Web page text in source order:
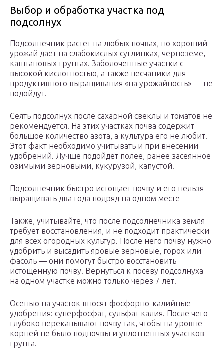
Выбор и обработка участка под
подсолнух
Подсолнечник растет на любых почвах, но хороший
урожай дает на слабокислых суглинках, черноземе,
каштановых грунтах. Заболоченные участки с
высокой кислотностью, а также песчаники для
продуктивного выращивания «на урожайность» — не
подойдут.
Сеять подсолнух после сахарной свеклы и томатов не
рекомендуется. На этих участках почва содержит
большое количество азота, а культура его не любит.
Этот факт необходимо учитывать и при внесении
удобрений. Лучше подойдет полее, ранее засеянное
озимыми зерновыми, кукурузой, капустой.
Подсолнечник быстро истощает почву и его нельзя
выращивать два года подряд на одном месте
Также, учитывайте, что после подсолнечника земля
требует восстановления, и не подходит практически
для всех огородных культур. После него почву нужно
удобрить и высадить яровые зерновые, горох или
фасоль — они помогут быстро восстановить
истощенную почву. Вернуться к посеву подсолнуха
на одном участке можно только через 7 лет.
Осенью на участок вносят фосфорно-калийные
удобрения: суперфосфат, сульфат калия. После чего
глубоко перекапывают почву так, чтобы на уровне
корней не было подпочвы и уплотненных участков
грунта.